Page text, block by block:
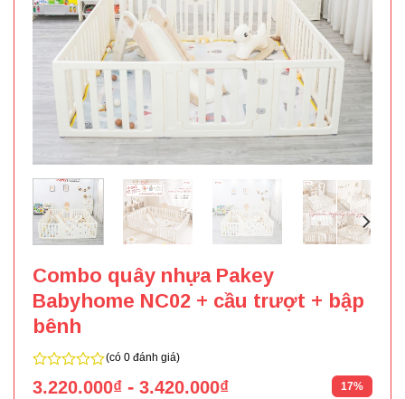
Combo quây nhựa Pakey
Babyhome NC02 + cầu trượt + bập
bênh
0
trên
(có 0 đánh giá)
17%
3.220.000₫ - 3.420.000₫